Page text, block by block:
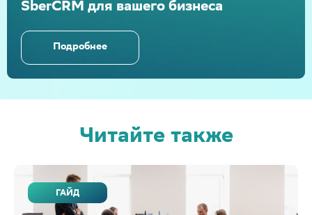
SberCRM для вашего бизнеса
Подробнее
Читайте также
ГАЙД